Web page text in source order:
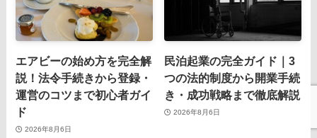
エアビーの始め方を完全解
説！法令手続きから登録・
運営のコツまで初心者ガイ
ド
2026年8月6日
民泊起業の完全ガイド｜3
つの法的制度から開業手続
き・成功戦略まで徹底解説
2026年8月6日